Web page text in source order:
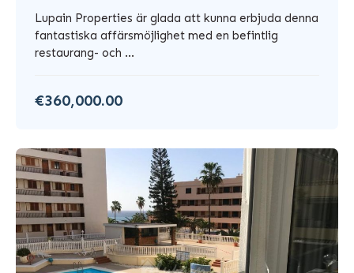
Lupain Properties är glada att kunna erbjuda denna
fantastiska affärsmöjlighet med en befintlig
restaurang- och ...
€360,000.00